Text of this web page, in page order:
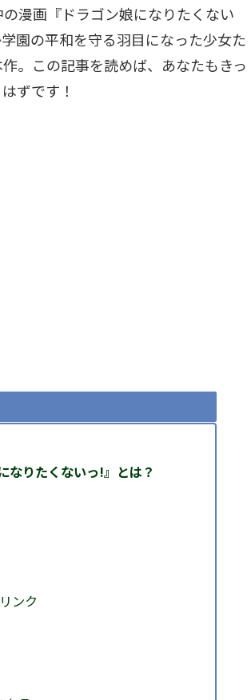
漫画『ドラゴン娘になりたくない
園の平和を守る羽目になった少女た
。この記事を読めば、あなたもきっ
ずです！
なりたくないっ!』とは？
ンク